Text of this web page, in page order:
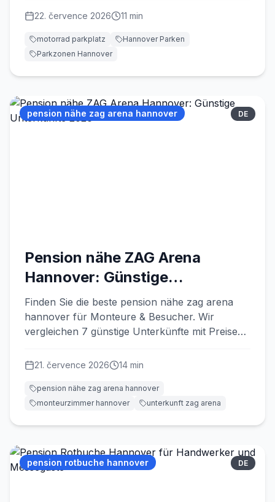
22. července 2026 11 min
motorrad parkplatz
Hannover Parken
Parkzonen Hannover
pension nähe zag arena hannover DE
Pension nähe ZAG Arena
Hannover: Günstige
Unterkünfte 2026
Finden Sie die beste pension nähe zag arena
hannover für Monteure & Besucher. Wir
vergleichen 7 günstige Unterkünfte mit Preisen,
21. července 2026 14 min
pension nähe zag arena hannover
monteurzimmer hannover
unterkunft zag arena
pension rotbuche hannover DE